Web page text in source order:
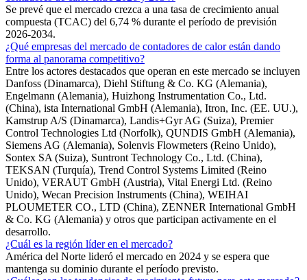
Se prevé que el mercado crezca a una tasa de crecimiento anual
compuesta (TCAC) del 6,74 % durante el período de previsión
2026-2034.
¿Qué empresas del mercado de contadores de calor están dando
forma al panorama competitivo?
Entre los actores destacados que operan en este mercado se incluyen
Danfoss (Dinamarca), Diehl Stiftung & Co. KG (Alemania),
Engelmann (Alemania), Huizhong Instrumentation Co., Ltd.
(China), ista International GmbH (Alemania), Itron, Inc. (EE. UU.),
Kamstrup A/S (Dinamarca), Landis+Gyr AG (Suiza), Premier
Control Technologies Ltd (Norfolk), QUNDIS GmbH (Alemania),
Siemens AG (Alemania), Solenvis Flowmeters (Reino Unido),
Sontex SA (Suiza), Suntront Technology Co., Ltd. (China),
TEKSAN (Turquía), Trend Control Systems Limited (Reino
Unido), VERAUT GmbH (Austria), Vital Energi Ltd. (Reino
Unido), Wecan Precision Instruments (China), WEIHAI
PLOUMETER CO., LTD (China), ZENNER International GmbH
& Co. KG (Alemania) y otros que participan activamente en el
desarrollo.
¿Cuál es la región líder en el mercado?
América del Norte lideró el mercado en 2024 y se espera que
mantenga su dominio durante el período previsto.